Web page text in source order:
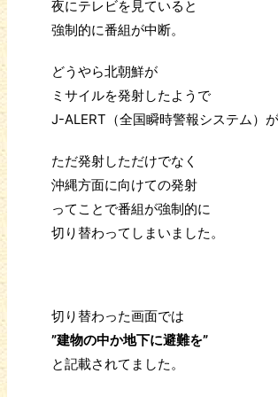
夜にテレビを見ていると
強制的に番組が中断。
どうやら北朝鮮が
ミサイルを発射したようで
J-ALERT（全国瞬時警報システム）
ただ発射しただけでなく
沖縄方面に向けての発射
ってことで番組が強制的に
切り替わってしまいました。
切り替わった画面では
”建物の中か地下に避難を”
と記載されてました。